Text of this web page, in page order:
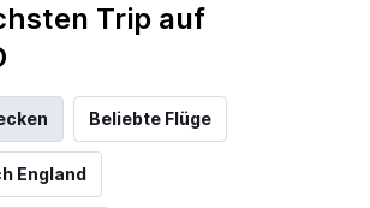
Trip auf
Beliebte Flüge
England